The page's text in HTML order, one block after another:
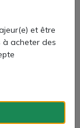
et être
à acheter des